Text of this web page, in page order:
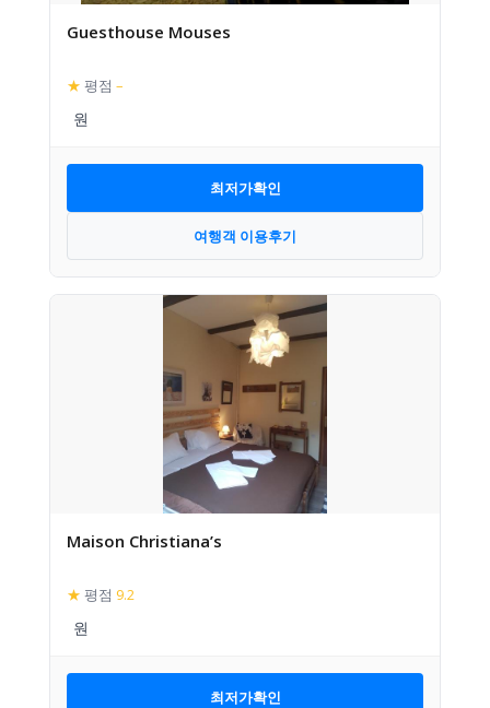
Guesthouse Mouses
★ 평점 –
최저가확인
여행객 이용후기
Maison Christiana’s
★ 평점 9.2
최저가확인